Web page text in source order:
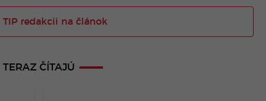
TIP redakcii na článok
TERAZ ČÍTAJÚ